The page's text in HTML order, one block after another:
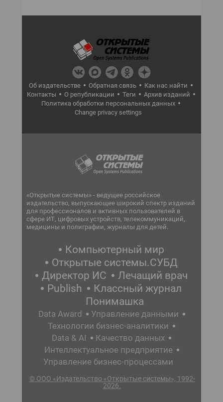
Об издательстве Обратная связь
Как нас найти
Контакты
О републикации Теги
Архив изданий
Политика обработки персональных данных
Change privacy settings
«Открытые системы» - ведущее российское
издательство, выпускающее широкий спектр изданий
для профессионалов и активных пользователей в
сфере ИТ, цифровых устройств, телекоммуникаций,
медицины и полиграфии, журналы для детей.
Компьютерный мир
Открытые системы.СУБД
Директор ИС
Лечащий врач
Publish
Классный журнал
Понимашка
Data Award
Управление данными
Технологии бизнес-аналитики
Data & AI
Качество данных
Интеллектуальное предприятие
Управление бизнес-процессами
© ООО «Издательство «Открытые системы», 1992-
2026.